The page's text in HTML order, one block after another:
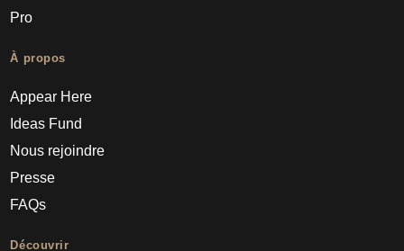
Pro
À propos
Appear Here
Ideas Fund
Nous rejoindre
Presse
FAQs
Découvrir